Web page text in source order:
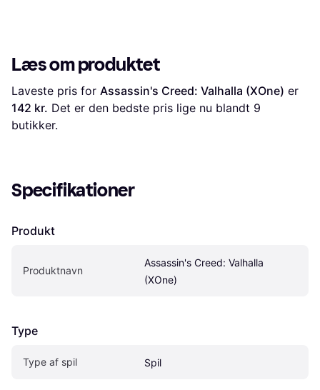
Læs om produktet
Laveste pris for Assassin's Creed: Valhalla (XOne)
142 kr. Det er den bedste pris lige nu blandt 9
butikker.
Specifikationer
Produkt
Produktnavn
Assassin's Creed: Valhalla
(XOne)
Type
Type af spil Spil